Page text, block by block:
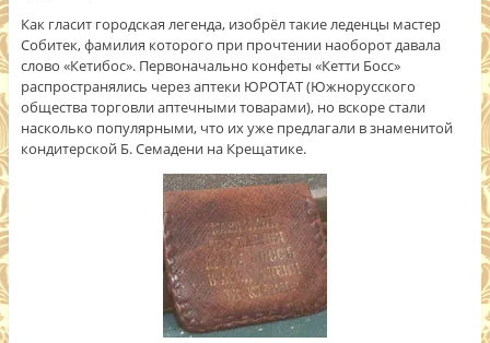
Как гласит городская легенда, изобрёл такие леденцы мастер
Собитек, фамилия которого при прочтении наоборот давала
слово «Кетибос». Первоначально конфеты «Кетти Босс»
распространялись через аптеки ЮРОТАТ (Южнорусского
общества торговли аптечными товарами), но вскоре стали
насколько популярными, что их уже предлагали в знаменитой
кондитерской Б. Семадени на Крещатике.